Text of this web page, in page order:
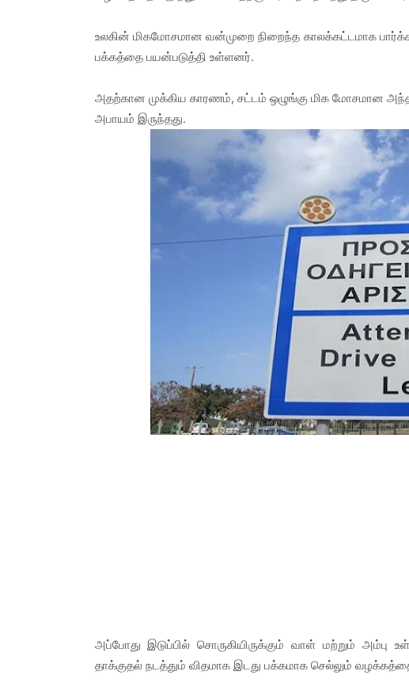
உலகின் மிகமோசமான வன்முறை நிறைந்த காலக்கட்டமாக
பக்கத்தை பயன்படுத்தி உள்ளனர்.
அதற்கான முக்கிய காரணம், சட்டம் ஒழுங்கு மிக மோசமான அந்த
அபாயம் இருந்தது.
அப்போது இடுப்பில் சொருகியிருக்கும் வாள் மற்றும்
தாக்குதல் நடத்தும் விதமாக இடது பக்கமாக செல்லும்